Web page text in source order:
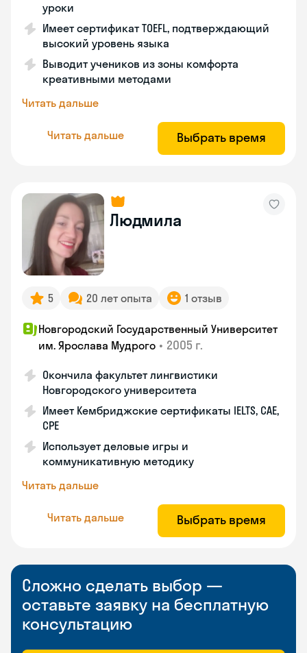
уроки
Имеет сертификат TOEFL, подтверждающий
высокий уровень языка
Выводит учеников из зоны комфорта
креативными методами
Читать дальше
Читать дальше Выбрать время
Людмила
5 20 лет опыта 1 отзыв
Новгородский Государственный Университет
им. Ярослава Мудрого • 2005 г.
Окончила факультет лингвистики
Новгородского университета
Имеет Кембриджские сертификаты IELTS, CAE,
CPE
Использует деловые игры и
коммуникативную методику
Читать дальше
Читать дальше Выбрать время
Сложно сделать выбор —
оставьте заявку на бесплатную
консультацию